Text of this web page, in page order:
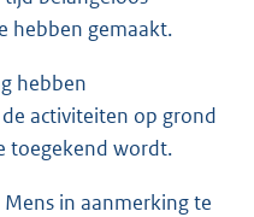
hebben gemaakt.
hebben
activiteiten op grond
toegekend wordt.
in aanmerking te